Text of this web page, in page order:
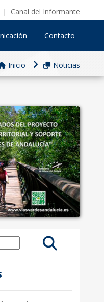
| Canal del Informante
Contacto
Inicio Noticias